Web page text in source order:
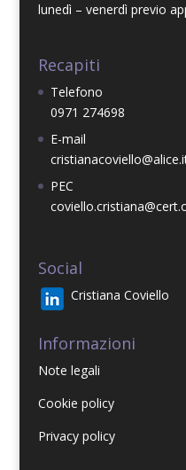
lunedì – venerdì previo
Recapiti
Telefono
0971 274698
E-mail
PEC
Social
Cristiana Coviello
Informazioni
Note legali
Cookie policy
Privacy policy